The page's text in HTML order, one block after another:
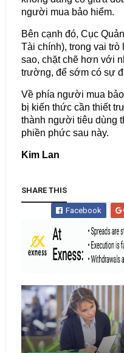
người mua bảo hiểm.
Bên cạnh đó, Cục
Tài chính), trong vai
sao, chặt chẽ hơn với
trường, để sớm có sự
Về phía người mua
bị kiến thức cần thiết
thành người tiêu dùng
phiền phức sau này.
Kim Lan
SHARE THIS
Facebook